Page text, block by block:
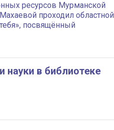
ресурсов Мурманской
проходил областной
посвящённый
в библиотеке